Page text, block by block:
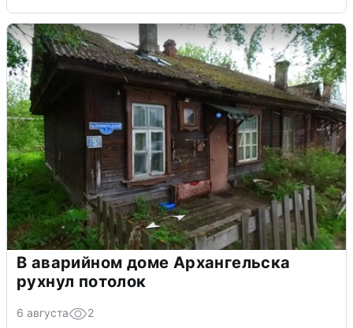
В аварийном доме Архангельска
рухнул потолок
6 августа 2